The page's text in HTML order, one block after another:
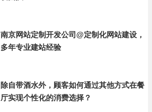
南京网站定制开发公司@定制化网站建设，
多年专业建站经验
除自带酒水外，顾客如何通过其他方式在餐
厅实现个性化的消费选择？